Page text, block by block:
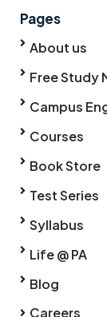
Pages
About us
Free Study
Campus
Courses
Book Store
Test Series
Syllabus
Life @ PA
Blog
Careers